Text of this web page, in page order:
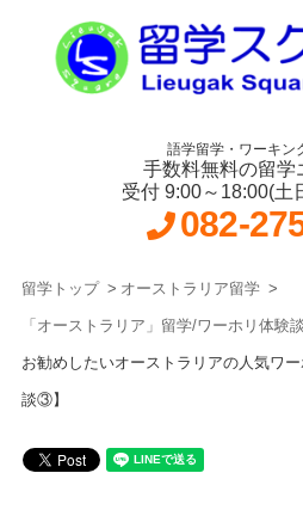
語学留学・ワーキン
手数料無料の留学
受付 9:00～18:00(土
082-
留学トップ オーストラリア留学
「オーストラリア」留学/ワーホリ体験
お勧めしたいオーストラリアの人気ワ
談③】